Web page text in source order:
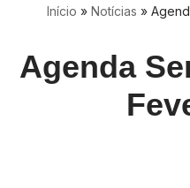
Início » Notícias »
Agenda